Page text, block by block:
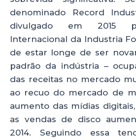
denominado Record
divulgado em 2015
Internacional da Industria
de estar longe de ser
padrão da indústria –
das receitas no mercado
ao recuo do mercado de
aumento das mídias
as vendas de disco
2014. Seguindo essa